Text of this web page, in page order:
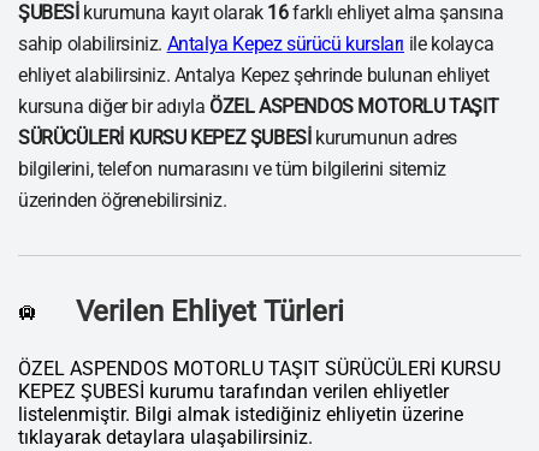
ŞUBESİ kurumuna kayıt olarak 16farklı ehliyet alma şansına
sahip olabilirsiniz. Antalya Kepez sürücü kursları ile kolayca
ehliyet alabilirsiniz. Antalya Kepez şehrinde bulunan ehliyet
kursuna diğer bir adıyla ÖZEL ASPENDOS MOTORLU TAŞIT
SÜRÜCÜLERİ KURSU KEPEZ ŞUBESİ kurumunun adres
bilgilerini, telefon numarasını ve tüm bilgilerini sitemiz
üzerinden öğrenebilirsiniz.
🛄 Verilen Ehliyet Türleri
ÖZEL ASPENDOS MOTORLU TAŞIT SÜRÜCÜLERİ KURSU
KEPEZ ŞUBESİ kurumu tarafından verilen ehliyetler
listelenmiştir. Bilgi almak istediğiniz ehliyetin üzerine
tıklayarak detaylara ulaşabilirsiniz.